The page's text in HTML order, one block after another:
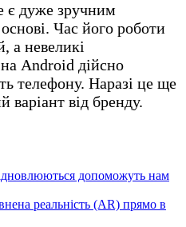
є дуже зручним
Час його роботи
а невеликі
Android дійсно
телефону. Наразі це ще
від бренду.
допоможуть нам
реальність (AR) прямо в